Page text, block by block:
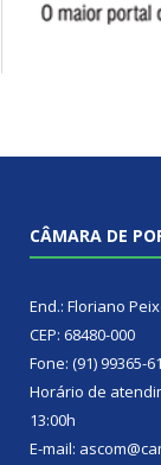
CÂMARA DE
End.: Floriano
CEP: 68480-000
Fone: (91) 99365-
Horário de
13:00h
E-mail: